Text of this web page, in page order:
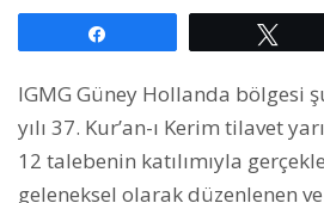
IGMG Güney Hollanda bölgesi
yılı 37. Kur’an-ı Kerim tilavet
12 talebenin katılımıyla
geleneksel olarak düzenlenen